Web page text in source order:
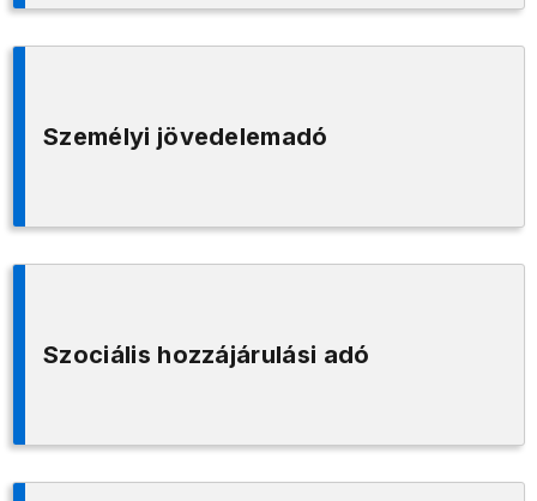
Személyi jövedelemadó
Szociális hozzájárulási adó